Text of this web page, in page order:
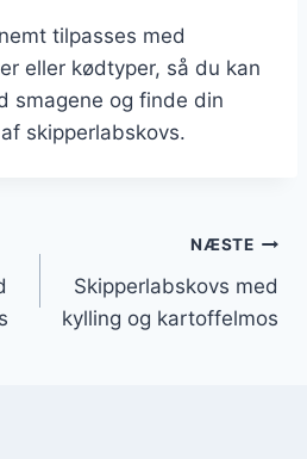
tilpasses med
eller kødtyper, så du kan
smagene og finde din
skipperlabskovs.
NÆSTE
Skipperlabskovs med
kylling og kartoffelmos